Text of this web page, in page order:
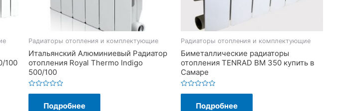
100
Радиаторы отопления и комплектующие
Итальянский Алюминиевый Радиатор
отопления Royal Thermo Indigo
500/100
Оценка
Подробнее
Радиаторы отопления и комплектующие
Биметаллические радиаторы
отопления TENRAD BM 350 купить в
Самаре
Оценка
Подробнее